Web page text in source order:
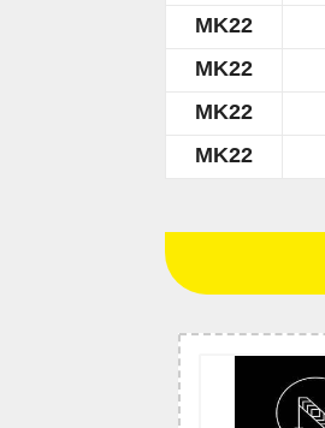
عواطف ام
MK22
MK22
MK22
MK22